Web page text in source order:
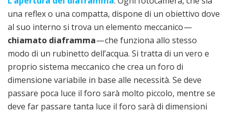
una reflex o una compatta, dispone di un obiettivo dove
al suo interno si trova un elemento meccanico —
chiamato diaframma— che funziona allo stesso
modo di un rubinetto dell’acqua. Si tratta di un vero e
proprio sistema meccanico che crea un foro di
dimensione variabile in base alle necessità. Se deve
passare poca luce il foro sarà molto piccolo, mentre se
deve far passare tanta luce il foro sarà di dimensioni